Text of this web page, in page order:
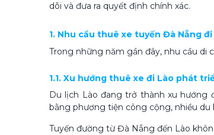
dõi và đưa ra quyết định chính xác.
1. Nhu cầu thuê xe tuyến Đà Nẵng
Trong những năm gần đây, nhu cầu di
1.1. Xu hướng thuê xe đi Lào phát
Du lịch Lào đang trở thành xu hướng
bằng phương tiện công cộng, nhiều
Tuyến đường từ Đà Nẵng đến Lào